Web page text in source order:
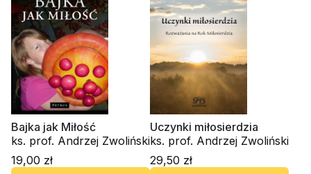
Bajka jak Miłość
ks. prof. Andrzej Zwoliński
19,00 zł
Uczynki miłosierdzia
ks. prof. Andrzej Zwoliński
29,50 zł